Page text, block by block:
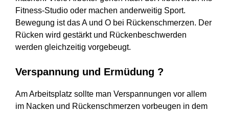
Fitness-Studio oder machen anderweitig Sport.
Bewegung ist das A und O bei Rückenschmerzen. Der
Rücken wird gestärkt und Rückenbeschwerden
werden gleichzeitig vorgebeugt.
Verspannung und Ermüdung ?
Am Arbeitsplatz sollte man Verspannungen vor allem
im Nacken und Rückenschmerzen vorbeugen in dem